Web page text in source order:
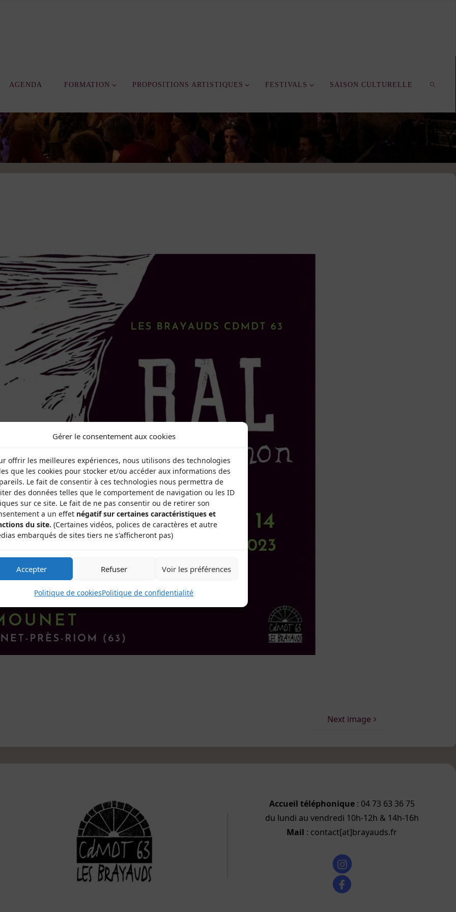
Gérer le consentement aux cookies
offrir les meilleures expériences, nous utilisons des technologies
que les cookies pour stocker et/ou accéder aux informations des
Le fait de consentir à ces technologies nous permettra de
des données telles que le comportement de navigation ou les ID
sur ce site. Le fait de ne pas consentir ou de retirer son
a un effet négatif sur certaines caractéristiques et
du site. (Certaines vidéos, polices de caractères et autre
embarqués de sites tiers ne s'afficheront pas)
Accepter Refuser Voir les préférences
Politique de cookiesPolitique de confidentialité
AGENDA FORMATION PROPOSITIONS ARTISTIQUES FESTIVALS SAISON CULTURELLE
Next image
Accueil téléphonique: 04 73 63 36 75
du lundi au vendredi 10h-12h & 14h-16h
Mail : contact[at]brayauds.fr